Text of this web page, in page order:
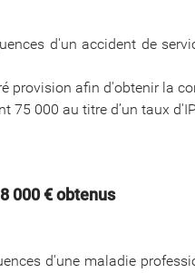
d'un accident de
provision afin d'obtenir la
75 000 au titre d’un taux
000 € obtenus
d'une maladie